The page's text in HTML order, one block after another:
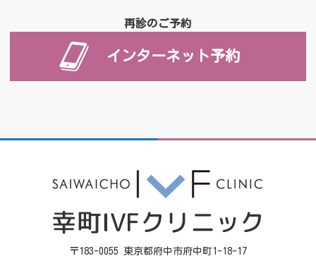
再診のご予約
インターネット予約
〒183-0055 東京都府中市府中町1-18-17